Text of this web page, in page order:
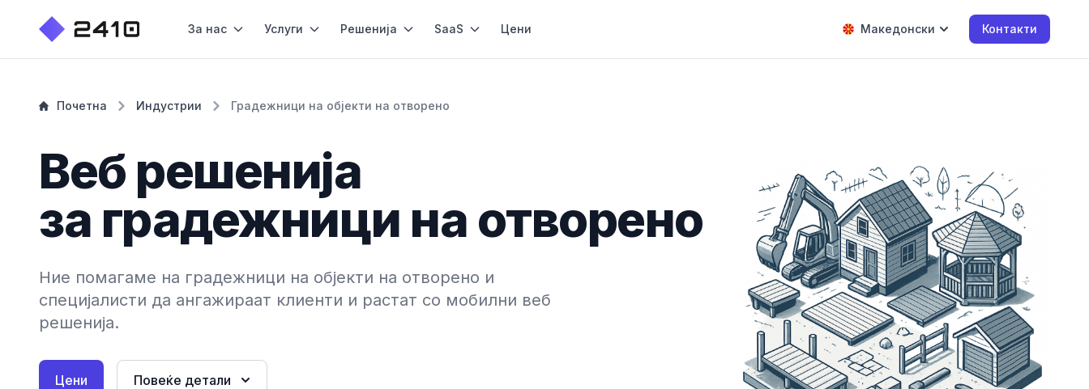
За нас Услуги Решенија SaaS Цени Македонски Контакти
Почетна Индустрии Градежници на објекти на отворено
Веб решенија
за градежници на отворено
Ние помагаме на градежници на објекти на отворено и
специјалисти да ангажираат клиенти и растат со мобилни веб
решенија.
Цени Повеќе детали